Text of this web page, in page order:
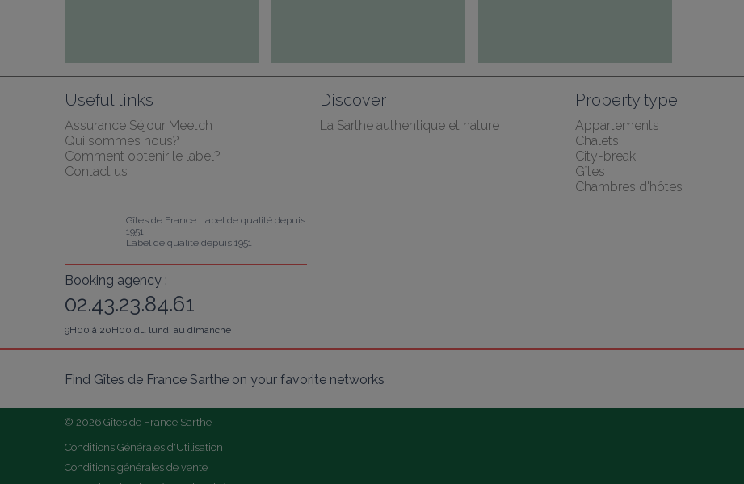
Useful links
Assurance Séjour Meetch
Qui sommes nous?
Comment obtenir le label?
Contact us
Discover
La Sarthe authentique et nature
Property type
Appartements
Chalets
City-break
Gîtes
Chambres d'hôtes
Gîtes de France : label de qualité depuis
1951
Label de qualité depuis 1951
Booking agency :
02.43.23.84.61
9H00 à 20H00 du lundi au dimanche
Find Gîtes de France Sarthe on your favorite networks
© 2026 Gîtes de France Sarthe
Conditions Générales d'Utilisation
Conditions générales de vente